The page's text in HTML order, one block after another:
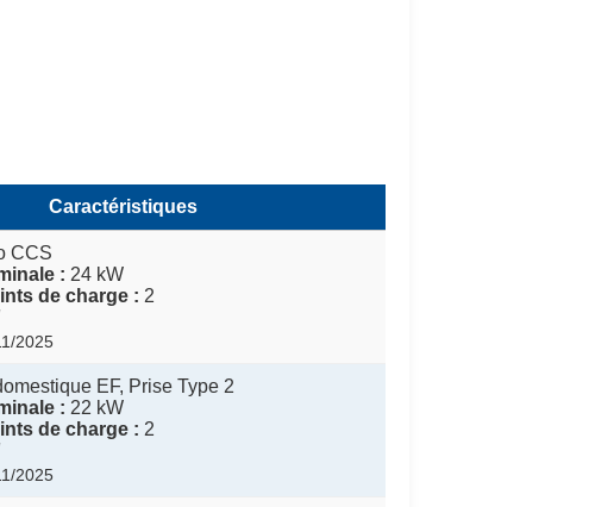
Caractéristiques
CCS
: 24 kW
de charge : 2
2025
EF, Prise Type 2
: 22 kW
de charge : 2
2025